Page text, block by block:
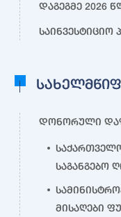
დაგეგმე 2026
საინვესტიციო
დონორული
საქართველო
საგანგებო
მისაღები